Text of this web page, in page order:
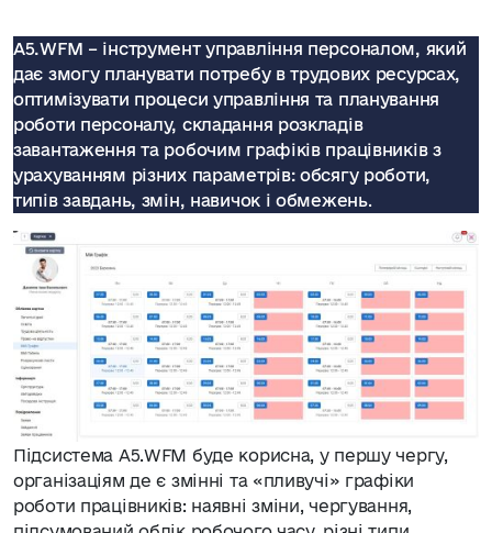
А5.WFM – інструмент управління персоналом, який
дає змогу планувати потребу в трудових ресурсах,
оптимізувати процеси управління та планування
роботи персоналу, складання розкладів
завантаження та робочим графіків працівників з
урахуванням різних параметрів: обсягу роботи,
типів завдань, змін, навичок і обмежень.
Підсистема А5.WFM буде корисна, у першу чергу,
організаціям де є змінні та «пливучі» графіки
роботи працівників: наявні зміни, чергування,